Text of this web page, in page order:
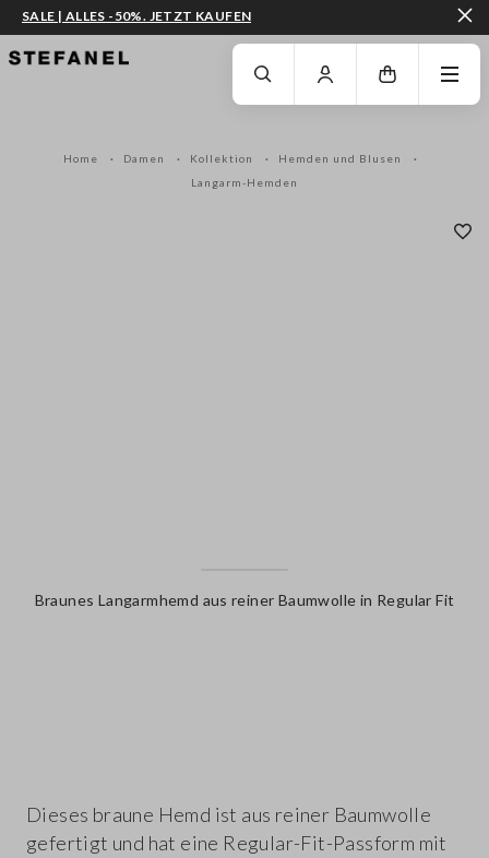
ZUM HAUPTINHALT SPRINGEN GEHEN SIE ZUM ENDE DER SEITE
SALE | ALLES -50%. JETZT KAUFEN
Home Damen Kollektion
Hemden und Blusen
Langarm-Hemden
Braunes Langarmhemd aus reiner Baumwolle in Regular Fit
Dieses braune Hemd ist aus reiner Baumwolle
gefertigt und hat eine Regular-Fit-Passform mit